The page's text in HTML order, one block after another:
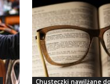
Chusteczki nawilżane